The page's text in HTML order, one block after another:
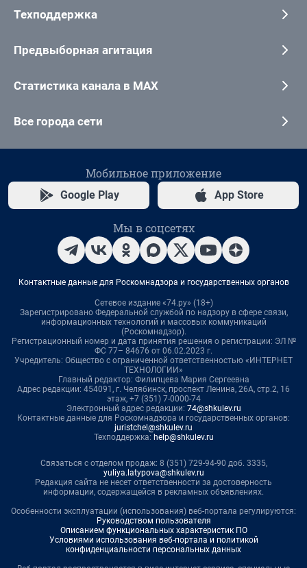
Техподдержка
Предвыборная агитация
Статистика канала в MAX
Все города сети
Мобильное приложение
Google Play App Store
Мы в соцсетях
Контактные данные для Роскомнадзора и государственных органов
Сетевое издание «74.ру» (18+)
Зарегистрировано Федеральной службой по надзору в сфере связи,
информационных технологий и массовых коммуникаций
(Роскомнадзор).
Регистрационный номер и дата принятия решения о регистрации: ЭЛ №
ФС 77– 84676 от 06.02.2023 г.
Учредитель: Общество с ограниченной ответственностью «ИНТЕРНЕТ
ТЕХНОЛОГИИ»
Главный редактор: Филипцева Мария Сергеевна
Адрес редакции: 454091, г. Челябинск, проспект Ленина, 26А, стр.2, 16
этаж, +7 (351) 7-0000-74
Электронный адрес редакции: 74@shkulev.ru
Контактные данные для Роскомнадзора и государственных органов:
juristchel@shkulev.ru
Техподдержка: help@shkulev.ru
Связаться с отделом продаж: 8 (351) 729-94-90 доб. 3335,
yuliya.latypova@shkulev.ru
Редакция сайта не несет ответственности за достоверность
информации, содержащейся в рекламных объявлениях.
Особенности эксплуатации (использования) веб-портала регулируются:
Руководством пользователя
Описанием функциональных характеристик ПО
Условиями использования веб-портала и политикой
конфиденциальности персональных данных